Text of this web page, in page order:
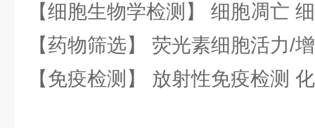
【细胞生物学检测】 细胞凋亡
【药物筛选】 荧光素细胞活力/
【免疫检测】 放射性免疫检测